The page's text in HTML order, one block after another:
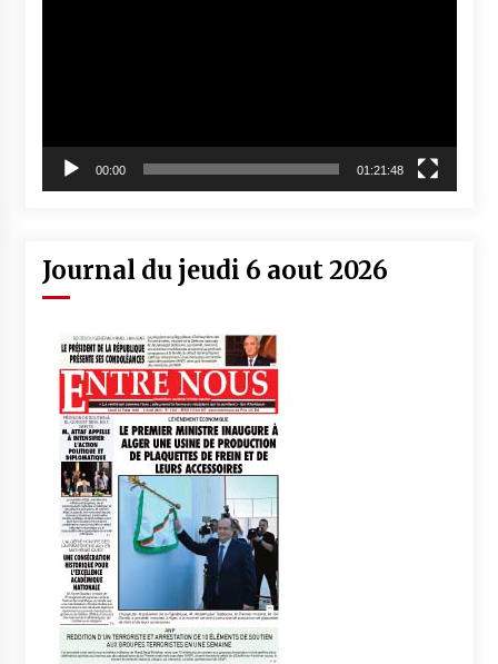
00:00 01:21:48
Journal du jeudi 6 aout 2026